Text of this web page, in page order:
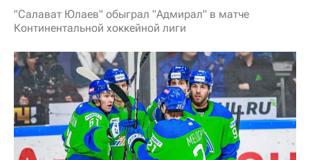
"Салават Юлаев" обыграл "Адмирал" в матче
Континентальной хоккейной лиги